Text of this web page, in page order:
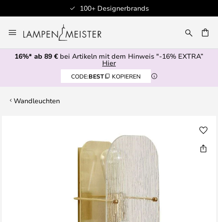
100+ Designerbrands
Inhalt
springen
16%* ab 89 € bei Artikeln mit dem Hinweis "-16% EXTRA”
Hier
CODE:BEST KOPIEREN
Wandleuchten